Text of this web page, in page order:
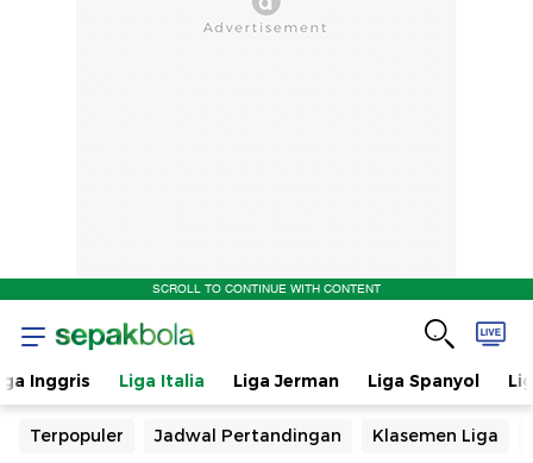
SCROLL TO CONTINUE WITH CONTENT
Inggris Liga Italia Liga Jerman Liga Spanyol
Terpopuler Jadwal Pertandingan Klasemen Liga